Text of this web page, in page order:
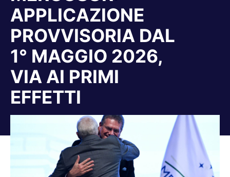
APPLICAZIONE
PROVVISORIA DAL
1° MAGGIO 2026,
VIA AI PRIMI
EFFETTI
Tu sei qui: